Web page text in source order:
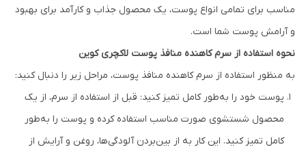
مناسب برای تمامی انواع پوست، یک محصول جذاب و کارآمد برای بهبود
و آرامش پوست شما است.
نحوه استفاده از سرم کاهنده منافذ پوست لاکچری کوین
به منظور استفاده از سرم کاهنده منافذ پوست، مراحل زیر را دنبال کنید:
پوست خود را به‌طور کامل تمیز کنید: قبل از استفاده از سرم، از یک
محصول شستشوی صورت مناسب استفاده کرده و پوست را به‌طور
کامل تمیز کنید. این کار به از بین‌بردن آلودگی‌ها، روغن و آرایش از